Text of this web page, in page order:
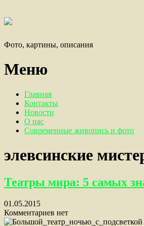
Фото, картины, описания
Меню
Главная
Контакты
Новости
О нас
Современные живопись и фото
элевсинские
Театры мира: 5 самых
01.05.2015
Комментариев нет